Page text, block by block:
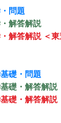
問題
・解答解説
解答解説 ＜
礎・問題
礎・解答解説
礎・解答解説